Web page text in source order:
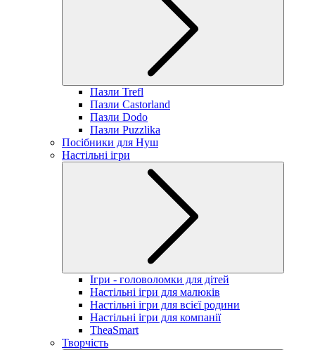
Пазли Trefl
Пазли Castorland
Пазли Dodo
Пазли Puzzlika
Посібники для Нуш
Настільні ігри
Ігри - головоломки для дітей
Настільні ігри для малюків
Настільні ігри для всієї родини
Настільні ігри для компанії
TheaSmart
Творчість